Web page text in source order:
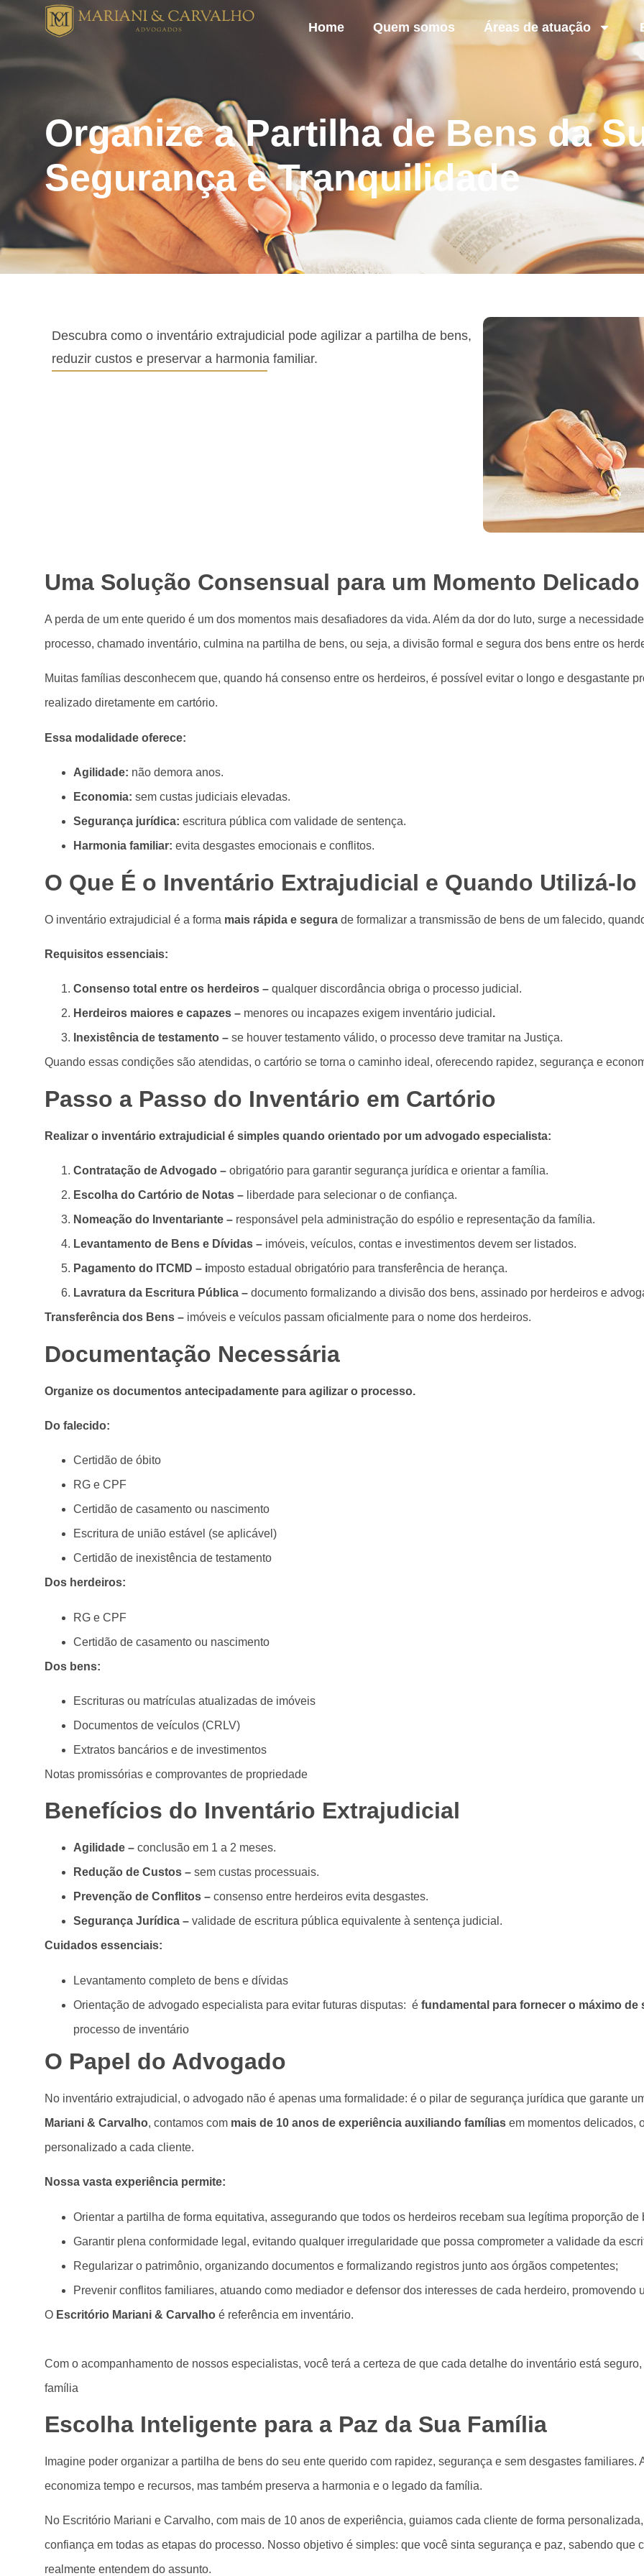
Home Quem somos Áreas de atuação
Organize a Partilha de Bens da
Segurança e Tranquilidade
Descubra como o inventário extrajudicial pode agilizar a partilha de bens,
reduzir custos e preservar a harmonia familiar.
Uma Solução Consensual para um Momento Delicado
A perda de um ente querido é um dos momentos mais desafiadores da vida. Além da dor do luto, surge a
processo, chamado inventário, culmina na partilha de bens, ou seja, a divisão formal e segura dos bens entre os
Muitas famílias desconhecem que, quando há consenso entre os herdeiros, é possível evitar o longo e desgastante
realizado diretamente em cartório.
Essa modalidade oferece:
Agilidade: não demora anos.
Economia: sem custas judiciais elevadas.
Segurança jurídica: escritura pública com validade de sentença.
Harmonia familiar: evita desgastes emocionais e conflitos.
O Que É o Inventário Extrajudicial e Quando Utilizá-lo
O inventário extrajudicial é a forma mais rápida e segura de formalizar a transmissão de bens de um falecido,
Requisitos essenciais:
Consenso total entre os herdeiros – qualquer discordância obriga o processo judicial.
Herdeiros maiores e capazes – menores ou incapazes exigem inventário judicial .
Inexistência de testamento – se houver testamento válido, o processo deve tramitar na Justiça.
Quando essas condições são atendidas, o cartório se torna o caminho ideal, oferecendo rapidez, segurança e
Passo a Passo do Inventário em Cartório
Realizar o inventário extrajudicial é simples quando orientado por um advogado especialista:
Contratação de Advogado – obrigatório para garantir segurança jurídica e orientar a família.
Escolha do Cartório de Notas – liberdade para selecionar o de confiança.
Nomeação do Inventariante – responsável pela administração do espólio e representação da família.
Levantamento de Bens e Dívidas – imóveis, veículos, contas e investimentos devem ser listados.
Pagamento do ITCMD – imposto estadual obrigatório para transferência de herança.
Lavratura da Escritura Pública – documento formalizando a divisão dos bens, assinado por herdeiros e
Transferência dos Bens – imóveis e veículos passam oficialmente para o nome dos herdeiros.
Documentação Necessária
Organize os documentos antecipadamente para agilizar o processo.
Do falecido:
Certidão de óbito
RG e CPF
Certidão de casamento ou nascimento
Escritura de união estável (se aplicável)
Certidão de inexistência de testamento
Dos herdeiros:
RG e CPF
Certidão de casamento ou nascimento
Dos bens:
Escrituras ou matrículas atualizadas de imóveis
Documentos de veículos (CRLV)
Extratos bancários e de investimentos
Notas promissórias e comprovantes de propriedade
Benefícios do Inventário Extrajudicial
Agilidade – conclusão em 1 a 2 meses.
Redução de Custos – sem custas processuais.
Prevenção de Conflitos – consenso entre herdeiros evita desgastes.
Segurança Jurídica – validade de escritura pública equivalente à sentença judicial.
Cuidados essenciais:
Levantamento completo de bens e dívidas
Orientação de advogado especialista para evitar futuras disputas: é fundamental para fornecer o máximo
processo de inventário
O Papel do Advogado
No inventário extrajudicial, o advogado não é apenas uma formalidade: é o pilar de segurança jurídica que garante
Mariani & Carvalho, contamos com mais de 10 anos de experiência auxiliando famílias em momentos delicados,
personalizado a cada cliente.
Nossa vasta experiência permite:
Orientar a partilha de forma equitativa, assegurando que todos os herdeiros recebam sua legítima proporção de
Garantir plena conformidade legal, evitando qualquer irregularidade que possa comprometer a validade da
Regularizar o patrimônio, organizando documentos e formalizando registros junto aos órgãos competentes;
Prevenir conflitos familiares, atuando como mediador e defensor dos interesses de cada herdeiro, promovendo
O Escritório Mariani & Carvalho é referência em inventário.
Com o acompanhamento de nossos especialistas, você terá a certeza de que cada detalhe do inventário está
família
Escolha Inteligente para a Paz da Sua Família
Imagine poder organizar a partilha de bens do seu ente querido com rapidez, segurança e sem desgastes
economiza tempo e recursos, mas também preserva a harmonia e o legado da família.
No Escritório Mariani e Carvalho, com mais de 10 anos de experiência, guiamos cada cliente de forma
confiança em todas as etapas do processo. Nosso objetivo é simples: que você sinta segurança e paz, sabendo
realmente entendem do assunto.